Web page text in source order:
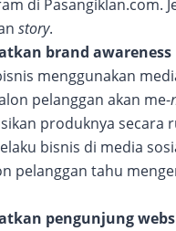
di Pasangiklan.com.
story.
brand awareness
menggunakan
pelanggan akan me-
produknya secara
bisnis di media
pelanggan tahu
pengunjung